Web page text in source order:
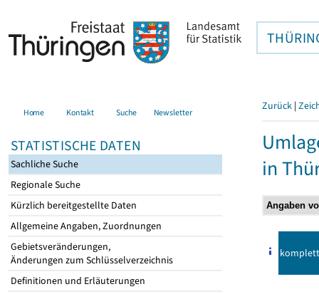
Home Kontakt Suche Newsletter
STATISTISCHE DATEN
Sachliche Suche
Regionale Suche
Kürzlich bereitgestellte Daten
Allgemeine Angaben, Zuordnungen
Gebietsveränderungen,
Änderungen zum Schlüsselverzeichnis
Definitionen und Erläuterungen
Zurück |
in
komplett